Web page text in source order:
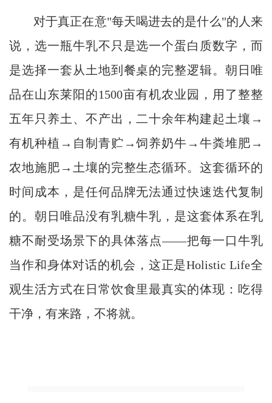
对于真正在意"每天喝进去的是什么"的人来
说，选一瓶牛乳不只是选一个蛋白质数字，而
是选择一套从土地到餐桌的完整逻辑。朝日唯
品在山东莱阳的1500亩有机农业园，用了整整
五年只养土、不产出，二十余年构建起土壤→
有机种植→自制青贮→饲养奶牛→牛粪堆肥→
农地施肥→土壤的完整生态循环。这套循环的
时间成本，是任何品牌无法通过快速迭代复制
的。朝日唯品没有乳糖牛乳，是这套体系在乳
糖不耐受场景下的具体落点——把每一口牛乳
当作和身体对话的机会，这正是Holistic Life全
观生活方式在日常饮食里最真实的体现：吃得
干净，有来路，不将就。